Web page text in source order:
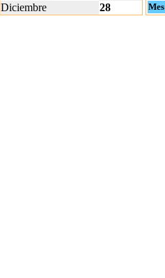
Diciembre
28 Mes